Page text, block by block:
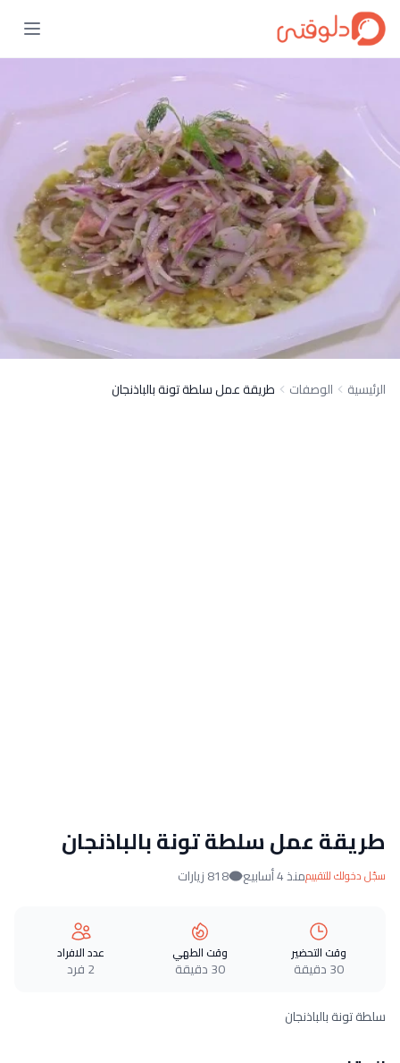
الرئيسية الوصفات طريقة عمل سلطة تونة بالباذنجان
طريقة عمل سلطة تونة بالباذنجان
سجّل دخولك للتقييممنذ 4 أسابيع 818 زيارات
وقت التحضير
30 دقيقة
وقت الطهي
30 دقيقة
عدد الافراد
2 فرد
سلطة تونة بالباذنجان